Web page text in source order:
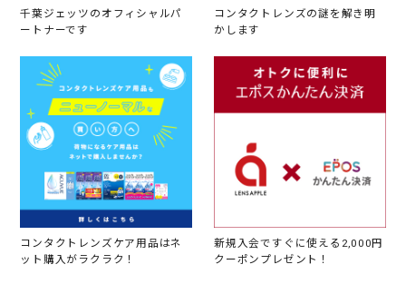
千葉ジェッツのオフィシャルパ
ートナーです
コンタクトレンズの謎を解き明
かします
コンタクトレンズケア用品はネ
ット購入がラクラク！
新規入会ですぐに使える2,000円
クーポンプレゼント！